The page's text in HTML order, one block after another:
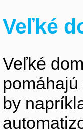
Veľké
Veľké
by